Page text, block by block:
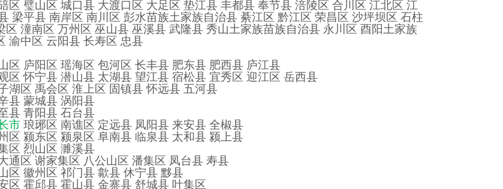
区 璧山区 城口县 大渡口区 大足区 垫江县 丰都县 奉节县 涪陵区 合川区 江北区 江
梁平县 南岸区 南川区 彭水苗族土家族自治县 綦江区 黔江区 荣昌区 沙坪坝区 石柱
区 潼南区 万州区 巫山县 巫溪县 武隆县 秀山土家族苗族自治县 永川区 酉阳土家族
渝中区 云阳县 长寿区 忠县
区 庐阳区 瑶海区 包河区 长丰县 肥东县 肥西县 庐江县
区 怀宁县 潜山县 太湖县 望江县 宿松县 宜秀区 迎江区 岳西县
湖区 禹会区 淮上区 固镇县 怀远县 五河县
县 蒙城县 涡阳县
县 青阳县 石台县
市 琅琊区 南谯区 定远县 凤阳县 来安县 全椒县
区 颍东区 颍泉区 阜南县 临泉县 太和县 颍上县
区 烈山区 濉溪县
通区 谢家集区 八公山区 潘集区 凤台县 寿县
区 徽州区 祁门县 歙县 休宁县 黟县
区 霍邱县 霍山县 金寨县 舒城县 叶集区